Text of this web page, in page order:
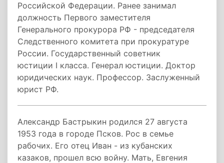
Российской Федерации. Ранее занимал
должность Первого заместителя
Генерального прокурора РФ - председателя
Следственного комитета при прокуратуре
России. Государственный советник
юстиции I класса. Генерал юстиции. Доктор
юридических наук. Профессор. Заслуженный
юрист РФ.
Александр Бастрыкин родился 27 августа
1953 года в городе Псков. Рос в семье
рабочих. Его отец Иван - из кубанских
казаков, прошел всю войну. Мать, Евгения